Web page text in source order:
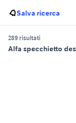
Salva ricerca
289 risultati
Alfa specchietto